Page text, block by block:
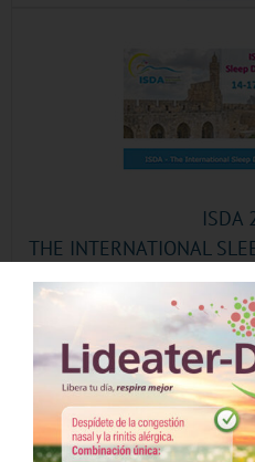
ISDA
THE INTERNATIONAL
14 al 17 de
LEER